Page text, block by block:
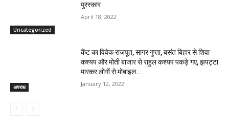
Uncategorized
पुरस्कार
April 18, 2022
अपराध
कैंट का विवेक राजपूत, सागर गुप्ता, बसंत बिहार से शिवा
कश्यप और मोती बाजार से राहुल कश्यप पकड़े गए, झपट्टा
मारकर लोगों से मोबाइल...
January 12, 2022